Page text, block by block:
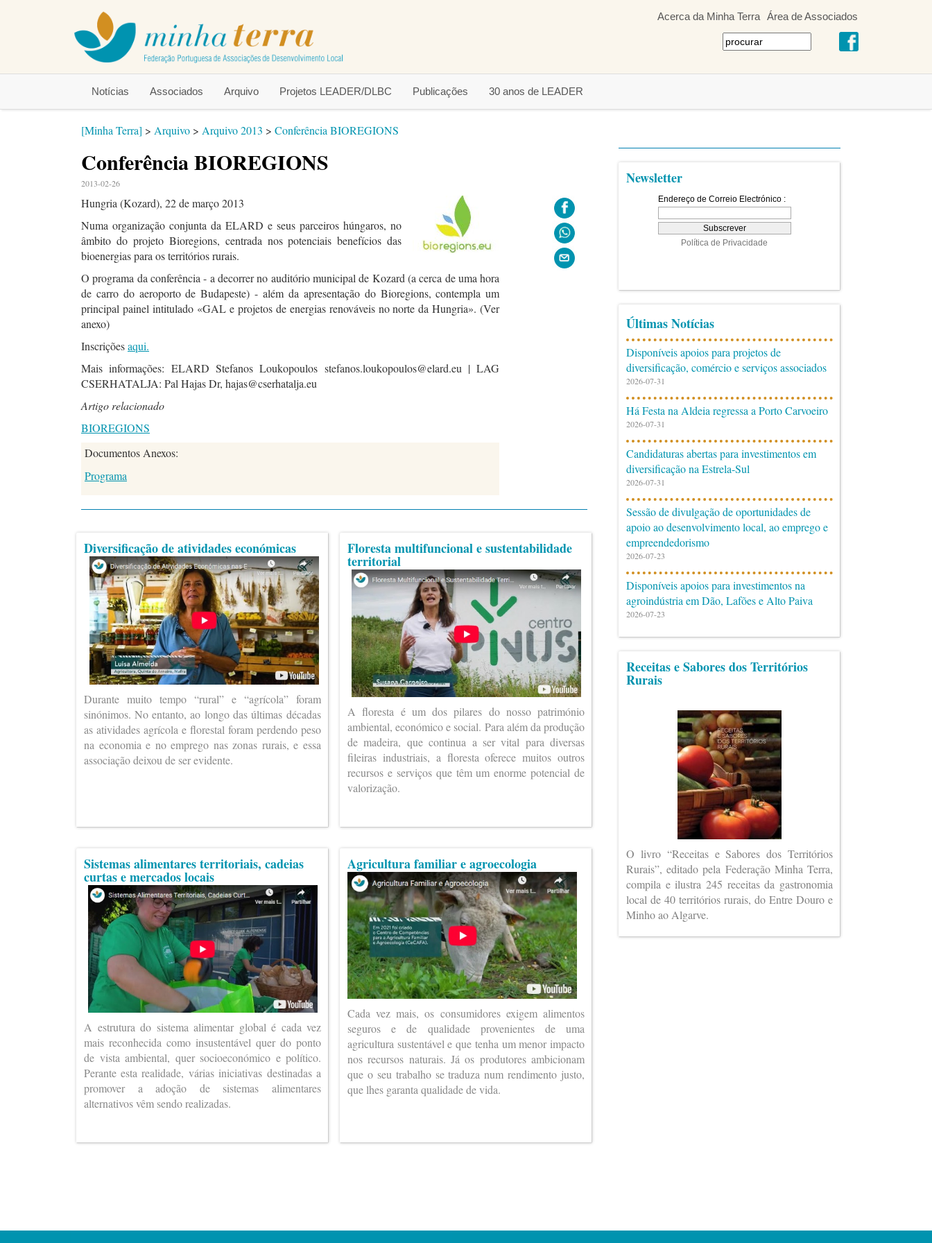
Acerca da Minha Terra Área de Associados
Notícias Associados Arquivo Projetos LEADER/DLBC Publicações 30 anos de LEADER
[Minha Terra] > Arquivo > Arquivo 2013 > Conferência BIOREGIONS
Conferência BIOREGIONS
2013-02-26
Hungria (Kozard), 22 de março 2013
Numa organização conjunta da ELARD e seus parceiros húngaros, no
âmbito do projeto Bioregions, centrada nos potenciais benefícios das
bioenergias para os territórios rurais.
O programa da conferência - a decorrer no auditório municipal de Kozard (a cerca de uma hora
de carro do aeroporto de Budapeste) - além da apresentação do Bioregions, contempla um
principal painel intitulado «GAL e projetos de energias renováveis no norte da Hungria». (Ver
anexo)
Inscriçõesaqui.
Mais informações: ELARD Stefanos Loukopoulos stefanos.loukopoulos@elard.eu | LAG
CSERHATALJA: Pal Hajas Dr, hajas@cserhatalja.eu
Artigo relacionado
BIOREGIONS
Documentos Anexos:
Programa
Diversificação de atividades económicas
Durante muito tempo “rural” e “agrícola” foram
sinónimos. No entanto, ao longo das últimas décadas
as atividades agrícola e florestal foram perdendo peso
na economia e no emprego nas zonas rurais, e essa
associação deixou de ser evidente.
Sistemas alimentares territoriais, cadeias
curtas e mercados locais
A estrutura do sistema alimentar global é cada vez
mais reconhecida como insustentável quer do ponto
de vista ambiental, quer socioeconómico e político.
Perante esta realidade, várias iniciativas destinadas a
promover a adoção de sistemas alimentares
alternativos vêm sendo realizadas.
Floresta multifuncional e sustentabilidade
territorial
A floresta é um dos pilares do nosso património
ambiental, económico e social. Para além da produção
de madeira, que continua a ser vital para diversas
fileiras industriais, a floresta oferece muitos outros
recursos e serviços que têm um enorme potencial de
valorização.
Agricultura familiar e agroecologia
Cada vez mais, os consumidores exigem alimentos
seguros e de qualidade provenientes de uma
agricultura sustentável e que tenha um menor impacto
nos recursos naturais. Já os produtores ambicionam
que o seu trabalho se traduza num rendimento justo,
que lhes garanta qualidade de vida.
Newsletter
Últimas Notícias
Disponíveis apoios para projetos de
diversificação, comércio e serviços associados
2026-07-31
Há Festa na Aldeia regressa a Porto Carvoeiro
2026-07-31
Candidaturas abertas para investimentos em
diversificação na Estrela-Sul
2026-07-31
Sessão de divulgação de oportunidades de
apoio ao desenvolvimento local, ao emprego e
empreendedorismo
2026-07-23
Disponíveis apoios para investimentos na
agroindústria em Dão, Lafões e Alto Paiva
2026-07-23
Receitas e Sabores dos Territórios
Rurais
O livro “Receitas e Sabores dos Territórios
Rurais”, editado pela Federação Minha Terra,
compila e ilustra 245 receitas da gastronomia
local de 40 territórios rurais, do Entre Douro e
Minho ao Algarve.